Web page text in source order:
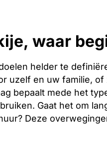
waar
helder te
uzelf en uw familie, of
bepaalt mede het
Gaat het om
Deze